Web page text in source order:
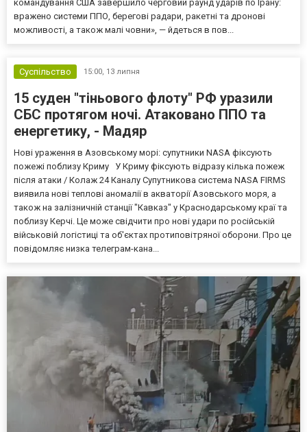
командування США завершило черговий раунд ударів по Ірану:
вражено системи ППО, берегові радари, ракетні та дронові
можливості, а також малі човни», — йдеться в пов...
Суспільство 15:00, 13 липня
15 суден "тіньового флоту" РФ уразили
СБС протягом ночі. Атаковано ППО та
енергетику, - Мадяр
Нові ураження в Азовському морі: супутники NASA фіксують
пожежі поблизу Криму У Криму фіксують відразу кілька пожеж
після атаки / Колаж 24 Каналу Супутникова система NASA FIRMS
виявила нові теплові аномалії в акваторії Азовського моря, а
також на залізничній станції "Кавказ" у Краснодарському краї та
поблизу Керчі. Це може свідчити про нові удари по російській
військовій логістиці та об'єктах протиповітряної оборони. Про це
повідомляє низка телеграм-кана...